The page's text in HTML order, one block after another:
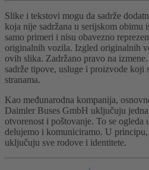
Slike i tekstovi mogu da sadrže
koja nije sadržana u serijskom obimu
samo primeri i nisu obavezno
originalnih vozila. Izgled originalnih
ovih slika. Zadržano pravo na
sadrže tipove, usluge i proizvode koji
stranama.
Kao međunarodna kompanija,
Daimler Buses GmbH uključuju
otvorenost i poštovanje. To se ogleda
delujemo i komuniciramo. U
uključuju sve rodove i identitete.